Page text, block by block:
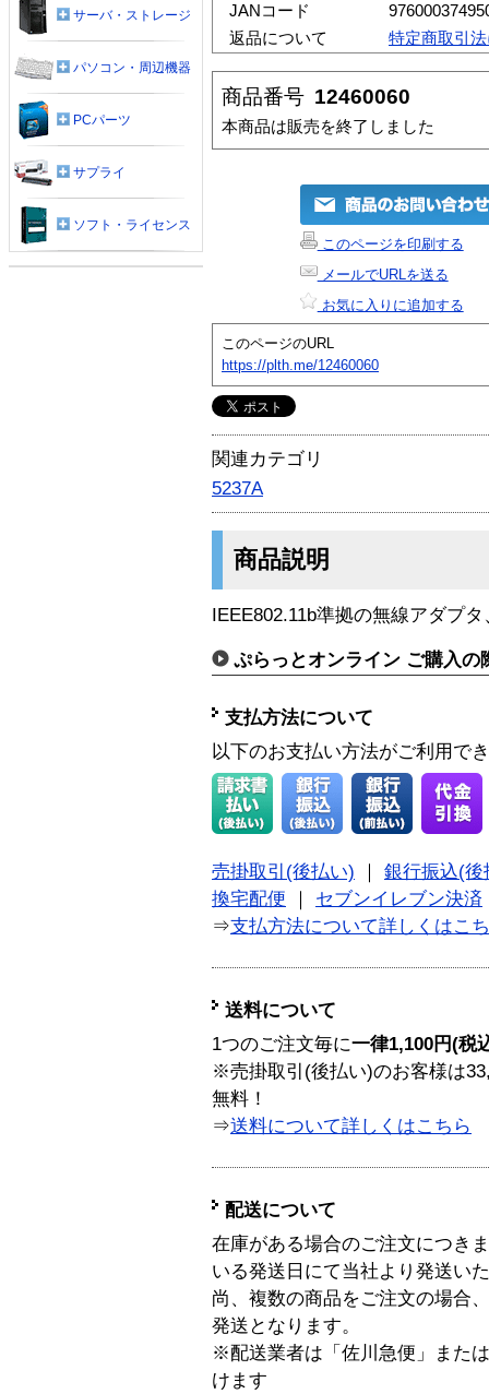
JANコード
返品について
特定商取引
商品番号 12460060
本商品は販売を終了しました
このページを印刷する
メールでURLを送る
お気に入りに追加する
このページのURL
https://plth.me/12460060
関連カテゴリ
5237A
商品説明
IEEE802.11b準拠の無線アダプ
ぷらっとオンライン ご購入の
支払方法について
以下のお支払い方法がご利用で
売掛取引(後払い)
銀行振込(後
換宅配便
セブンイレブン決済
⇒支払方法について詳しくはこ
送料について
1つのご注文毎に一律1,100円(税
※売掛取引(後払い)のお客様は
無料！
⇒送料について詳しくはこちら
配送について
在庫がある場合のご注文につき
いる発送日にて当社より発送い
尚、複数の商品をご注文の場合
発送となります。
※配送業者は「佐川急便」また
けます
サーバ・ストレージ
パソコン・周辺機器
PCパーツ
サプライ
ソフト・ライセンス